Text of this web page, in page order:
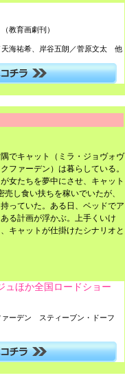
教育画劇刊）
天海祐希、岸谷五朗／菅原文太 他
でキャット（ミラ・ジョヴォヴ
ファーデン）は暮らしている。
女たちを夢中にさせ、キャット
し食い扶ちを稼いでいたが、
っていた。ある日、ベッドでア
る計画が浮かぶ。上手くいけ
キャットが仕掛けたシナリオと
ュほか全国ロードショー
ァーデン スティーブン・ドーフ